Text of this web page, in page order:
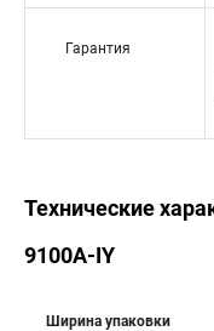
Гарантия
Технические
9100A-IY
Ширина упаковки